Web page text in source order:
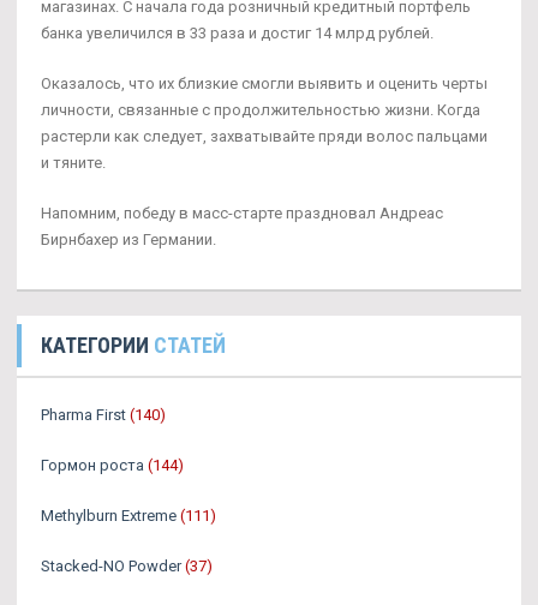
магазинах. С начала года розничный кредитный портфель
банка увеличился в 33 раза и достиг 14 млрд рублей.
Оказалось, что их близкие смогли выявить и оценить черты
личности, связанные с продолжительностью жизни. Когда
растерли как следует, захватывайте пряди волос пальцами
и тяните.
Напомним, победу в масс-старте праздновал Андреас
Бирнбахер из Германии.
КАТЕГОРИИ СТАТЕЙ
Pharma First (140)
Гормон роста (144)
Methylburn Extreme (111)
Stacked-NO Powder (37)